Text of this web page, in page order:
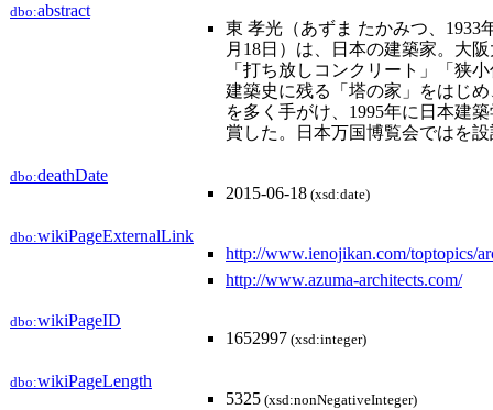
dbo:abstract
東 孝光（あずま たかみつ、1933
月18日）は、日本の建築家。大
「打ち放しコンクリート」「狭
建築史に残る「塔の家」をはじ
を多く手がけ、1995年に日本建
賞した。日本万国博覧会ではを
dbo:deathDate
2015-06-18 (xsd:date)
dbo:wikiPageExternalLink
http://www.ienojikan.com/toptopics/
http://www.azuma-architects.com/
dbo:wikiPageID
1652997 (xsd:integer)
dbo:wikiPageLength
5325 (xsd:nonNegativeInteger)